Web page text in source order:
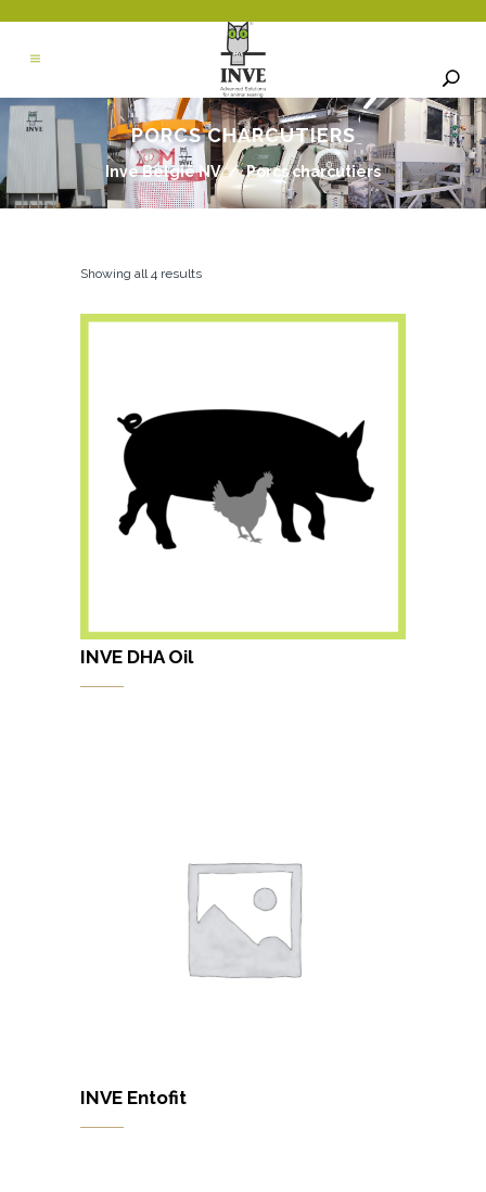
PORCS CHARCUTIERS
Inve België NV / Porcs charcutiers
Showing all 4 results
INVE DHA Oil
INVE Entofit